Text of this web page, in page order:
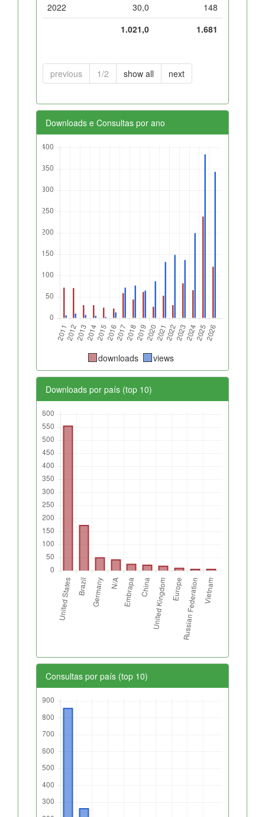
2022
30,0
148
1.021,0
1.681
previous 1/2 show all next
Downloads e Consultas por ano
downloads views
Downloads por país (top 10)
Consultas por país (top 10)